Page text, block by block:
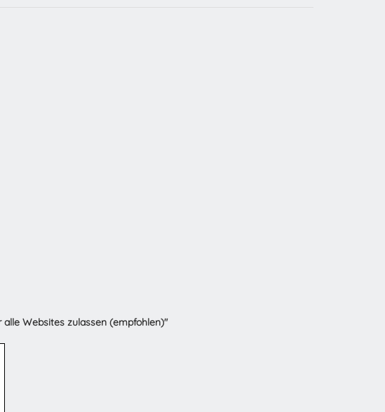
Websites zulassen (empfohlen)"